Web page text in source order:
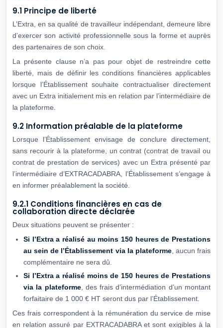
9.1 Principe de liberté
L’Extra, en sa qualité de travailleur indépendant, demeure libre
d’exercer son activité professionnelle sous la forme et auprès
des partenaires de son choix.
La présente clause n’a pas pour objet de restreindre cette
liberté, mais de définir les conditions financières applicables
lorsque l’Établissement souhaite contractualiser directement
avec un Extra initialement mis en relation par l’intermédiaire de
la plateforme.
9.2 Information préalable de la plateforme
Lorsque l’Établissement envisage de conclure directement,
sans recourir à la plateforme, un contrat (contrat de travail ou
contrat de prestation de services) avec un Extra présenté par
l’intermédiaire d’EXTRACADABRA, l’Établissement s’engage à
en informer préalablement la société.
9.2.1 Conditions financières en cas de
collaboration directe déclarée
Deux situations peuvent se présenter :
Si l’Extra a réalisé au moins 150 heures de Prestations
au sein de l’Établissement via la plateforme, aucun frais
complémentaire ne sera dû.
Si l’Extra a réalisé moins de 150 heures de Prestations
via la plateforme, des frais d’intermédiation d’un montant
forfaitaire de 1 000 € HT seront dus par l’Établissement.
Ces frais correspondent à la rémunération du service de mise
en relation assuré par EXTRACADABRA et sont exigibles à la